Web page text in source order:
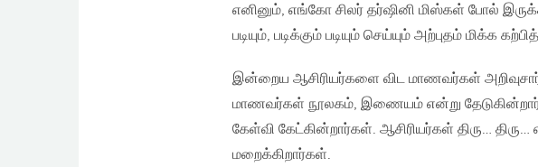
எனினும், எங்கோ சிலர் தர்ஷினி மிஸ்கள் போல்
படியும், படிக்கும் படியும் செய்யும் அற்புதம் மிக்க
இன்றைய ஆசிரியர்களை விட மாணவர்கள்
மாணவர்கள் நூலகம், இணையம் என்று
கேள்வி கேட்கின்றார்கள். ஆசிரியர்கள் திரு…
மறைக்கிறார்கள்.